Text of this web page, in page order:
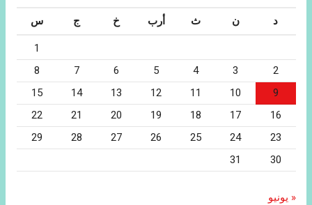
د ن ث أرب خ ج س
1
2
3
4
5
6
7
8
9
10
11
12
13
14
15
16
17
18
19
20
21
22
23
24
25
26
27
28
29
30
31
« يونيو